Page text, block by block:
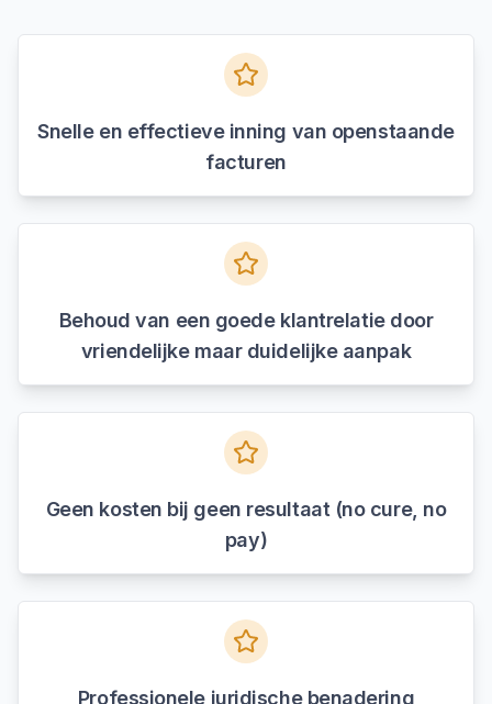
Snelle en effectieve inning van openstaande
facturen
Behoud van een goede klantrelatie door
vriendelijke maar duidelijke aanpak
Geen kosten bij geen resultaat (no cure, no
pay)
Professionele juridische benadering